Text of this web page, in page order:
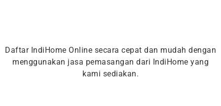
Daftar IndiHome Online secara cepat dan mudah dengan
menggunakan jasa pemasangan dari IndiHome yang
kami sediakan.